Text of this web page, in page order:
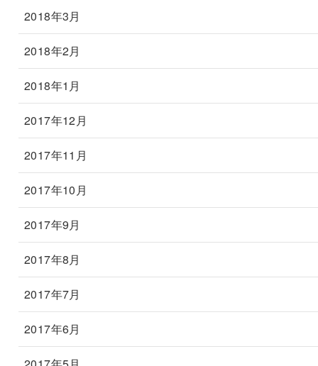
2018年3月
2018年2月
2018年1月
2017年12月
2017年11月
2017年10月
2017年9月
2017年8月
2017年7月
2017年6月